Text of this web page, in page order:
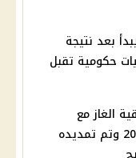
بعد نتيجة
حكومية تقبل
الغاز مع
اسرائيل: الاتفاق من 2019 وتم تمديده